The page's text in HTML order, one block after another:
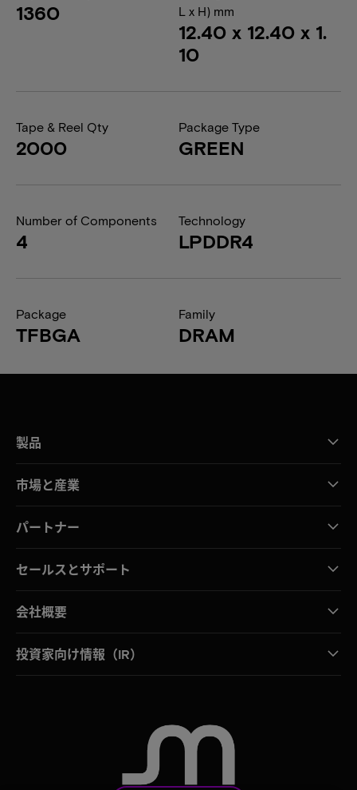
1360
L x H) mm
12.40 x 12.40 x 1.
10
Tape & Reel Qty
2000
Package Type
GREEN
Number of Components
4
Technology
LPDDR4
Package
TFBGA
Family
DRAM
製品
市場と産業
パートナー
セールスとサポート
会社概要
投資家向け情報（IR）